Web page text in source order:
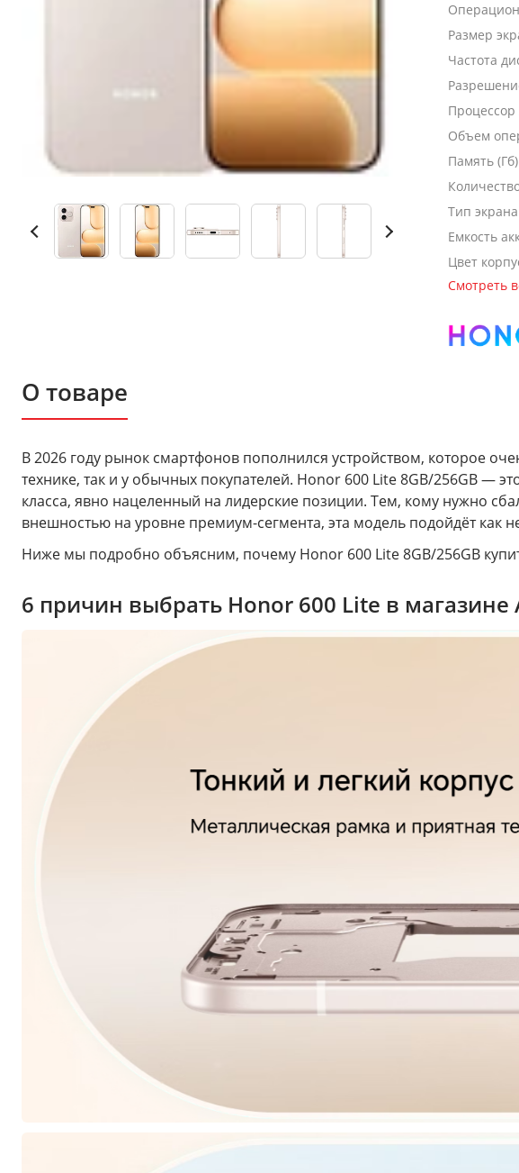
Размер
Частота
Процессор
Объем
Память (Гб)
Тип экрана
Емкость
Цвет
Смотреть
О товаре
В 2026 году рынок смартфонов пополнился устройством, которое
технике, так и у обычных покупателей. Honor 600 Lite 8GB/256GB —
класса, явно нацеленный на лидерские позиции. Тем, кому нужно
внешностью на уровне премиум-сегмента, эта модель подойдёт как
Ниже мы подробно объясним, почему Honor 600 Lite 8GB/256GB
6 причин выбрать Honor 600 Lite в магазине